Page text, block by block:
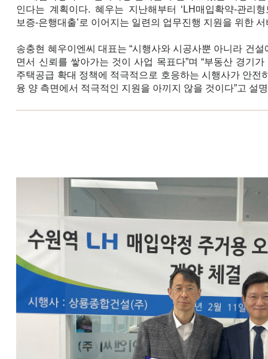
인다는 계획이다. 혜우는 지난해부터 ‘LH매입확약-관리
보증-은행대출’로 이어지는 일련의 업무진행 지원을 위한
송충현 혜우이엔씨 대표는 “시행사와 시공사뿐 아니라 건
면서 신뢰를 쌓아가는 것이 사업 목표다”며 “부동산 경기
주택공급 확대 정책에 적극적으로 호응하는 시행사가 안전
융 양 측면에서 적극적인 지원을 아끼지 않을 것이다”고 설